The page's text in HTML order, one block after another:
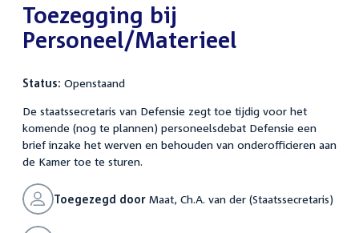
:Toezegging bij
Personeel/Materieel
Status: Openstaand
De staatssecretaris van Defensie zegt toe tijdig voor het
komende (nog te plannen) personeelsdebat Defensie een
brief inzake het werven en behouden van onderofficieren aan
de Kamer toe te sturen.
Toegezegd doorMaat, Ch.A. van der (Staatssecretaris)